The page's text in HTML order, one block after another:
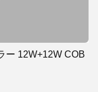
ー 12W+12W COB